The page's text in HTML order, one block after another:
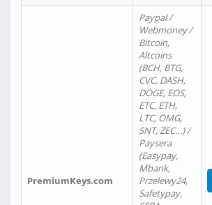
PremiumKeys.com
Paypal /
Webmoney /
Bitcoin,
Altcoins
(BCH, BTG,
CVC, DASH,
DOGE, EOS,
ETC, ETH,
LTC, OMG,
SNT, ZEC…) /
Paysera
(Easypay,
Mbank,
Przelewy24,
Safetypay,